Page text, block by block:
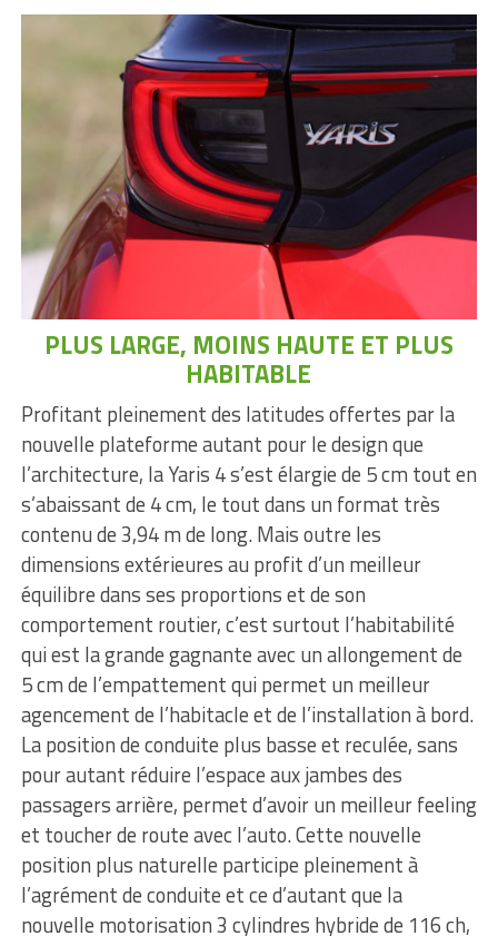
PLUS LARGE, MOINS HAUTE ET PLUS
HABITABLE
Profitant pleinement des latitudes offertes par la
nouvelle plateforme autant pour le design que
l’architecture, la Yaris 4 s’est élargie de 5 cm tout en
s’abaissant de 4 cm, le tout dans un format très
contenu de 3,94 m de long. Mais outre les
dimensions extérieures au profit d’un meilleur
équilibre dans ses proportions et de son
comportement routier, c’est surtout l’habitabilité
qui est la grande gagnante avec un allongement de
5 cm de l’empattement qui permet un meilleur
agencement de l’habitacle et de l’installation à bord.
La position de conduite plus basse et reculée, sans
pour autant réduire l’espace aux jambes des
passagers arrière, permet d’avoir un meilleur feeling
et toucher de route avec l’auto. Cette nouvelle
position plus naturelle participe pleinement à
l’agrément de conduite et ce d’autant que la
nouvelle motorisation 3 cylindres hybride de 116 ch,